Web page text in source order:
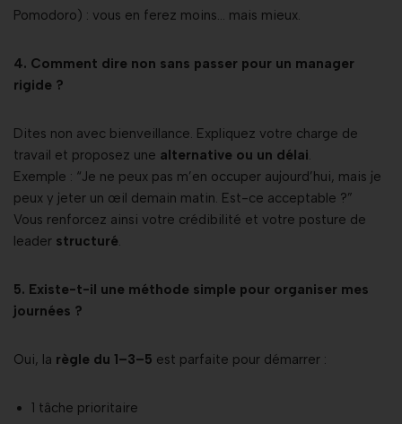
Pomodoro) : vous en ferez moins… mais mieux.
4. Comment dire non sans passer pour un manager
rigide ?
Dites non avec bienveillance. Expliquez votre charge de
travail et proposez une alternative ou un délai.
Exemple : “Je ne peux pas m’en occuper aujourd’hui, mais je
peux y jeter un œil demain matin. Est-ce acceptable ?”
Vous renforcez ainsi votre crédibilité et votre posture de
leader structuré.
5. Existe-t-il une méthode simple pour organiser mes
journées ?
Oui, la règle du 1–3–5 est parfaite pour démarrer :
1 tâche prioritaire